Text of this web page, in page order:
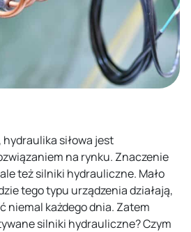
siłowa jest
na rynku. Znaczenie
też silniki hydrauliczne. Mało
tego typu urządzenia działają,
niemal każdego dnia. Zatem
silniki hydrauliczne? Czym